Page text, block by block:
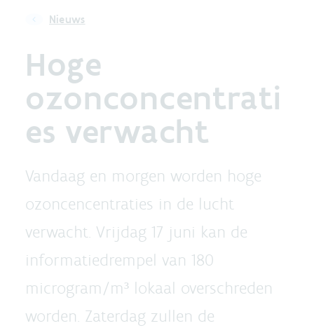
Nieuws
Hoge
ozonconcentrati
es verwacht
Vandaag en morgen worden hoge
ozoncencentraties in de lucht
verwacht. Vrijdag 17 juni kan de
informatiedrempel van 180
microgram/m³ lokaal overschreden
worden. Zaterdag zullen de